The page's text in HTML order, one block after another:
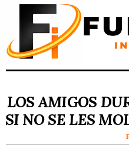
LOS AMIGOS
SI NO SE LES